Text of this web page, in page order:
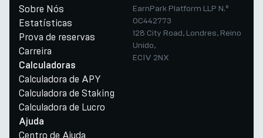
Sobre Nós
Estatísticas
Prova de reservas
Carreira
Calculadoras
Calculadora de APY
Calculadora de Staking
Calculadora de Lucro
Ajuda
Centro de Ajuda
EarnPark Platform LLP N.º
OC442773
128 City Road, Londres, Reino
Unido,
EC1V 2NX